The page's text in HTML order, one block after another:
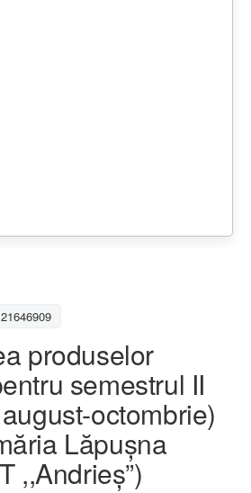
21646909
produselor
semestrul II
octombrie)
Lăpușna
,,Andrieș”)